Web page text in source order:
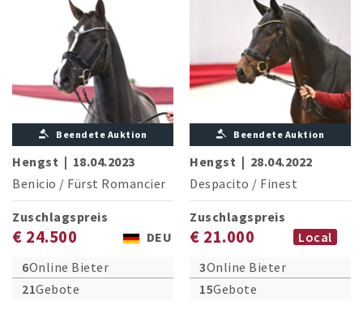
Beendete Auktion
Hengst | 18.04.2023
Benicio / Fürst Romancier
Zuschlagspreis
€ 24.500
DEU
6Online Bieter
21Gebote
Beendete Auktion
Hengst | 28.04.2022
Despacito / Finest
Zuschlagspreis
€ 21.000
Local
3Online Bieter
15Gebote